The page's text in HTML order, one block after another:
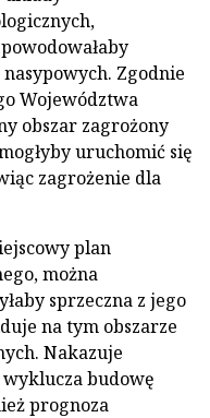
Zgodnie
Województwa
obszar zagrożony
uruchomić się
zagrożenie dla
plan
można
sprzeczna z jego
na tym obszarze
Nakazuje
budowę
prognoza